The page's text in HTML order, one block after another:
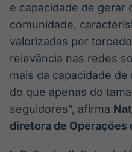
e capacidade de gerar
comunidade,
valorizadas por
relevância nas redes
mais da capacidade
do que apenas do
seguidores”, afirma
diretora de Operações